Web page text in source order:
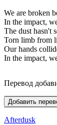
We are broken
In the impact,
The dust hasn't
Torn limb from
Our hands
In the impact,
Перевод
Afterdusk